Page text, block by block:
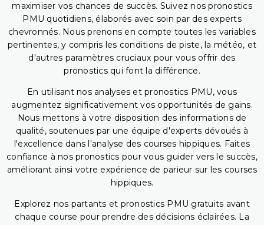
maximiser vos chances de succès. Suivez nos pronostics
PMU quotidiens, élaborés avec soin par des experts
chevronnés. Nous prenons en compte toutes les variables
pertinentes, y compris les conditions de piste, la météo, et
d'autres paramètres cruciaux pour vous offrir des
pronostics qui font la différence.
En utilisant nos analyses et pronostics PMU, vous
augmentez significativement vos opportunités de gains.
Nous mettons à votre disposition des informations de
qualité, soutenues par une équipe d'experts dévoués à
l'excellence dans l'analyse des courses hippiques. Faites
confiance à nos pronostics pour vous guider vers le succès,
améliorant ainsi votre expérience de parieur sur les courses
hippiques.
Explorez nos partants et pronostics PMU gratuits avant
chaque course pour prendre des décisions éclairées. La